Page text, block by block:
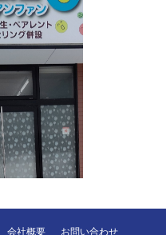
会社概要 お問い合わせ